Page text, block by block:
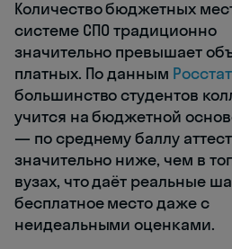
Количество бюджетных
системе СПО традиционно
значительно превышает
платных. По данным
большинство студентов
учится на бюджетной
— по среднему баллу
значительно ниже, чем в
вузах, что даёт реальные
бесплатное место даже с
неидеальными оценками.